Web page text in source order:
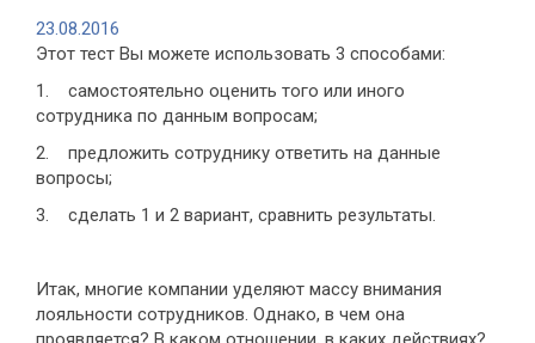
23.08.2016
Этот тест Вы можете использовать 3 способами:
1. самостоятельно оценить того или иного
сотрудника по данным вопросам;
2. предложить сотруднику ответить на данные
вопросы;
3. сделать 1 и 2 вариант, сравнить результаты.
Итак, многие компании уделяют массу внимания
лояльности сотрудников. Однако, в чем она